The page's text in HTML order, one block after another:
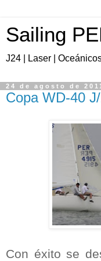
Sailing
J24 | Laser |
24 de agosto de 2011
Copa WD-40
Con éxito se